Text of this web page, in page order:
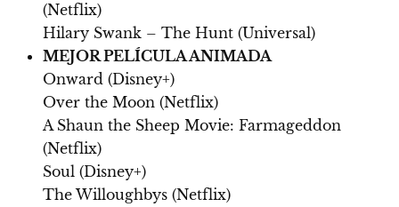
(Netflix)
Hilary Swank – The Hunt (Universal)
MEJOR PELÍCULA ANIMADA
Onward (Disney+)
Over the Moon (Netflix)
A Shaun the Sheep Movie: Farmageddon
(Netflix)
Soul (Disney+)
The Willoughbys (Netflix)